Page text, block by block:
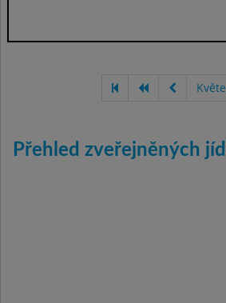
Přehled zveřejněných